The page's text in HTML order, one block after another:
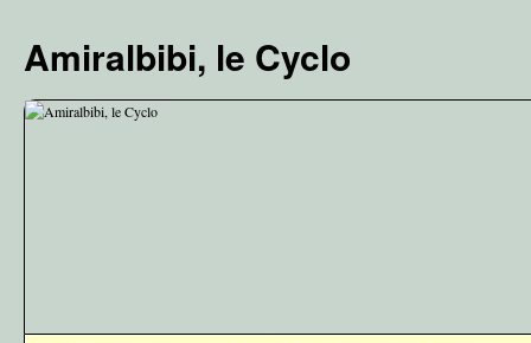
contenu
Amiralbibi, le Cyclo